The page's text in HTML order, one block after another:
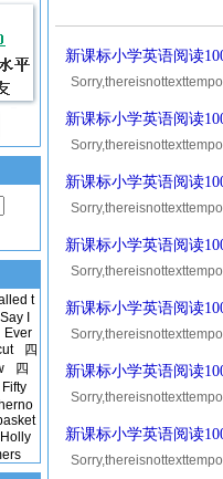
新课标小学英语阅读
新课标小学英语阅读
新课标小学英语阅读
新课标小学英语阅读
新课标小学英语阅读
新课标小学英语阅读
新课标小学英语阅读
t
I
Ever
四
四
Fifty
Holly